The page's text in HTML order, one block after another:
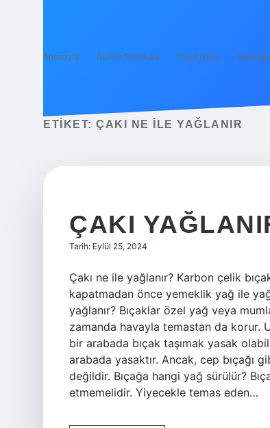
Anasayfa Gizlilik Politikası Yasal Uyarı
ETIKET: ÇAKI NE ILE YAĞLANIR
ÇAKI
Tarih: Eylül 25, 2024
Çakı ne ile yağlanır? Karbon çelik
kapatmadan önce yemeklik yağ ile
yağlanır? Bıçaklar özel yağ veya
zamanda havayla temastan da korur.
bir arabada bıçak taşımak yasak
arabada yasaktır. Ancak, cep bıçağı
değildir. Bıçağa hangi yağ sürülür?
etmemelidir. Yiyecekle temas eden…